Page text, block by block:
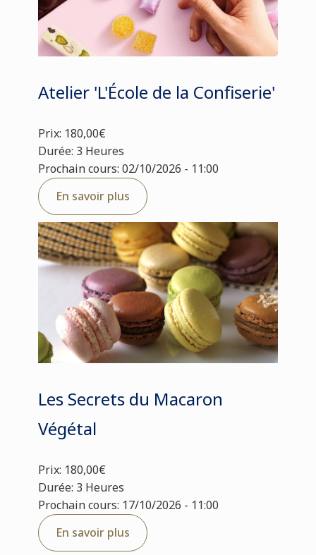
Atelier 'L'École de la Confiserie'
Prix: 180,00€
Durée: 3 Heures
Prochain cours: 02/10/2026 - 11:00
En savoir plus
Les Secrets du Macaron
Végétal
Prix: 180,00€
Durée: 3 Heures
Prochain cours: 17/10/2026 - 11:00
En savoir plus